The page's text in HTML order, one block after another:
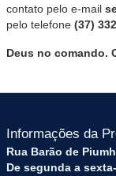
contato pelo e-mail
pelo telefone (37)
Deus no comando.
Informações da
Rua Barão de
De segunda a